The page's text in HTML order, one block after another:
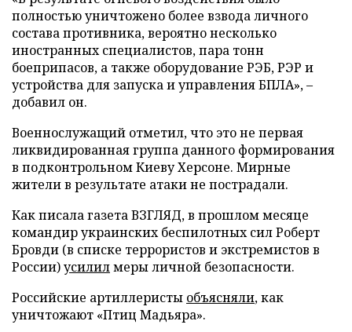
полностью уничтожено более взвода личного
состава противника, вероятно несколько
иностранных специалистов, пара тонн
боеприпасов, а также оборудование РЭБ, РЭР и
устройства для запуска и управления БПЛА», –
добавил он.
Военнослужащий отметил, что это не первая
ликвидированная группа данного формирования
в подконтрольном Киеву Херсоне. Мирные
жители в результате атаки не пострадали.
Как писала газета ВЗГЛЯД, в прошлом месяце
командир украинских беспилотных сил Роберт
Бровди (в списке террористов и экстремистов в
России)усилилмеры личной безопасности.
Российские артиллеристы объясняли, как
уничтожают «Птиц Мадьяра».